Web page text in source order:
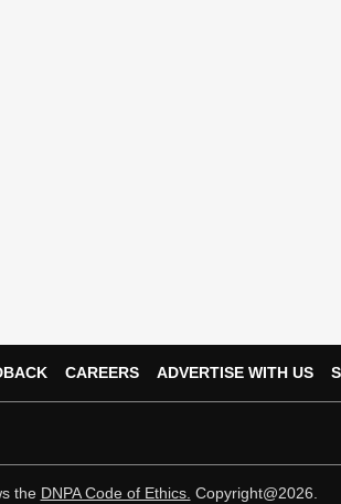
CAREERS ADVERTISE WITH US
the DNPA Code of Ethics. Copyright@2026.